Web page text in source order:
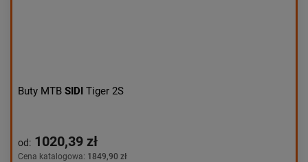
Buty MTB SIDI Tiger 2S
od: 1020,39 zł
Cena katalogowa: 1849,90 zł